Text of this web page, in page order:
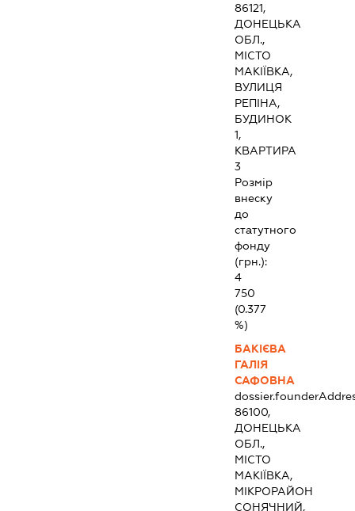
86121,
ДОНЕЦЬКА
ОБЛ.,
МІСТО
МАКІЇВКА,
ВУЛИЦЯ
РЕПІНА,
БУДИНОК
1,
КВАРТИРА
3
Розмір
внеску
до
статутного
фонду
(грн.):
4
750
(0.377
%)
БАКІЄВА
ГАЛІЯ
САФОВНА
86100,
ДОНЕЦЬКА
ОБЛ.,
МІСТО
МАКІЇВКА,
МІКРОРАЙОН
СОНЯЧНИЙ,